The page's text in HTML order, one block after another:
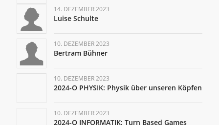
14. DEZEMBER 2023
Luise Schulte
10. DEZEMBER 2023
Bertram Bühner
10. DEZEMBER 2023
2024-O PHYSIK: Physik über unseren Köpfen
10. DEZEMBER 2023
2024-O INFORMATIK: Turn Based Games